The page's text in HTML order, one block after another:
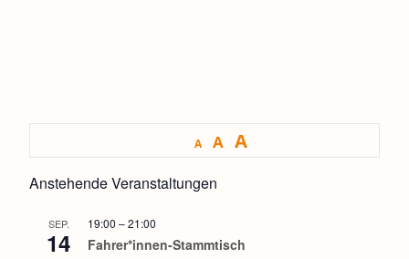
A A A
Anstehende Veranstaltungen
SEP.
14
19:00 –21:00
Fahrer*innen-Stammtisch